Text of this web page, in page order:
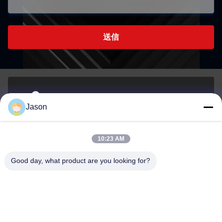
送信
アドレス
メール
youtongsales@gmail.com
Jason
10:23 AM
Good day, what product are you looking for?